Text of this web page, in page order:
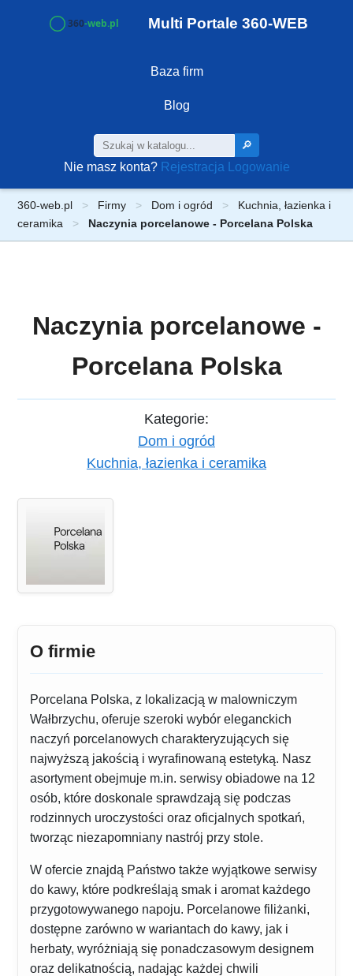
Multi Portale 360-WEB
Baza firm
Blog
🔎
Nie masz konta? Rejestracja Logowanie
360-web.pl Firmy Dom i ogród
Kuchnia, łazienka i
ceramika
Naczynia porcelanowe - Porcelana Polska
Naczynia porcelanowe -
Porcelana Polska
Kategorie:
Dom i ogród
Kuchnia, łazienka i ceramika
O firmie
Porcelana Polska, z lokalizacją w malowniczym
Wałbrzychu, oferuje szeroki wybór eleganckich
naczyń porcelanowych charakteryzujących się
najwyższą jakością i wyrafinowaną estetyką. Nasz
asortyment obejmuje m.in. serwisy obiadowe na 12
osób, które doskonale sprawdzają się podczas
rodzinnych uroczystości oraz oficjalnych spotkań,
tworząc niezapomniany nastrój przy stole.
W ofercie znajdą Państwo także wyjątkowe serwisy
do kawy, które podkreślają smak i aromat każdego
przygotowywanego napoju. Porcelanowe filiżanki,
dostępne zarówno w wariantach do kawy, jak i
herbaty, wyróżniają się ponadczasowym designem
oraz delikatnością, nadając każdej chwili